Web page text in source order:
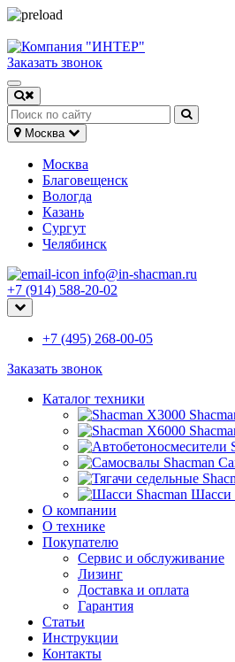
Заказать звонок
Москва
Москва
Благовещенск
Вологда
Казань
Сургут
Челябинск
info@in-shacman.ru
+7 (914) 588-20-02
+7 (495) 268-00-05
Заказать звонок
Каталог техники
Шасси
О компании
О технике
Покупателю
Сервис и обслуживание
Лизинг
Доставка и оплата
Гарантия
Статьи
Инструкции
Контакты